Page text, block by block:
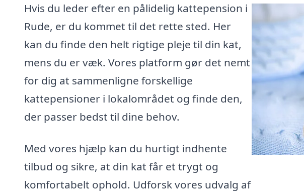
Hvis du leder efter en pålidelig kattepension i
Rude, er du kommet til det rette sted. Her
kan du finde den helt rigtige pleje til din kat,
mens du er væk. Vores platform gør det nemt
for dig at sammenligne forskellige
kattepensioner i lokalområdet og finde den,
der passer bedst til dine behov.
Med vores hjælp kan du hurtigt indhente
tilbud og sikre, at din kat får et trygt og
komfortabelt ophold. Udforsk vores udvalg af